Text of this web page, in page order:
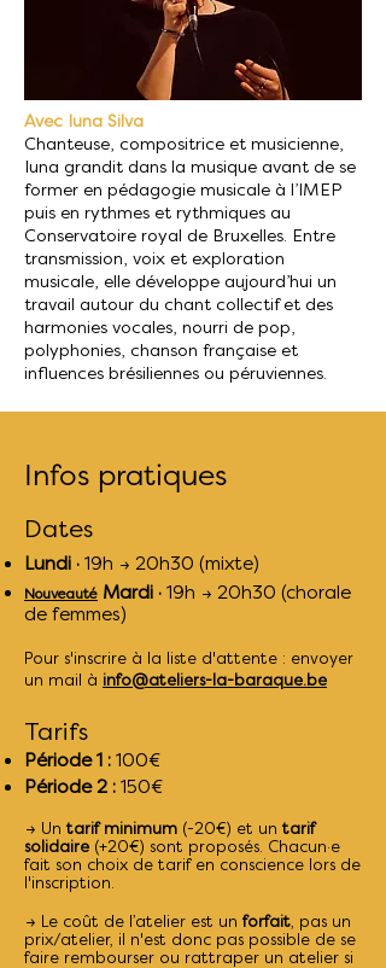
Avec Iuna Silva
Chanteuse, compositrice et musicienne,
Iuna grandit dans la musique avant de se
former en pédagogie musicale à l’IMEP
puis en rythmes et rythmiques au
Conservatoire royal de Bruxelles. Entre
transmission, voix et exploration
musicale, elle développe aujourd’hui un
travail autour du chant collectif et des
harmonies vocales, nourri de pop,
polyphonies, chanson française et
influences brésiliennes ou péruviennes.
Infos pratiques
Dates
Lundi · 19h → 20h30 (mixte)
Nouveauté Mardi · 19h → 20h30 (chorale
de femmes)
Pour s'inscrire à la liste d'attente : envoyer
un mail à info@ateliers-la-baraque.be
Tarifs
Période 1 : 100€
Période 2 : 150€
→ Un tarif minimum (-20€) et un tarif
solidaire (+20€) sont proposés. Chacun·e
fait son choix de tarif en conscience lors de
l'inscription.
→ Le coût de l’atelier est un forfait, pas un
prix/atelier, il n'est donc pas possible de se
faire rembourser ou rattraper un atelier si